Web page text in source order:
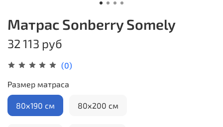
(0)
Матрас Sonberry Somely
32 113 руб
Размер матраса
80х190 см 80х200 см